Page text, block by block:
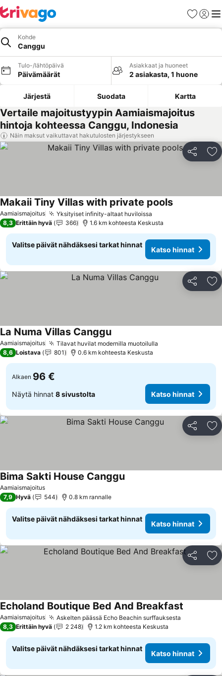
Suosikit
Kohde
Canggu
Tulo-/lähtöpäivä
Päivämäärät
Asiakkaat ja huoneet
2 asiakasta, 1 huone
Järjestä Suodata Kartta
Vertaile majoitustyypin Aamiaismajoitus
hintoja kohteessa Canggu, Indonesia
Näin maksut vaikuttavat hakutulosten järjestykseen
Jaa
Aamiaismajoitus Yksityiset infinity-altaat huviloissa
Makaii Tiny Villas with private pools
8,3 Erittäin hyvä 366 1.6 km kohteesta Keskusta
Valitse päivät nähdäksesi tarkat hinnat
Katso hinnat
Jaa
Aamiaismajoitus Tilavat huvilat modernilla muotoilulla
La Numa Villas Canggu
8,6 Loistava 801 0.6 km kohteesta Keskusta
Alkaen 96 €
Näytä hinnat 8 sivustolta Katso hinnat
Jaa
Aamiaismajoitus
Bima Sakti House Canggu
7,9 Hyvä 544 0.8 km rannalle
Valitse päivät nähdäksesi tarkat hinnat
Katso hinnat
Jaa
Aamiaismajoitus Askelten päässä Echo Beachin surffauksesta
Echoland Boutique Bed And Breakfast
8,3 Erittäin hyvä 2 248 1.2 km kohteesta Keskusta
Valitse päivät nähdäksesi tarkat hinnat
Katso hinnat